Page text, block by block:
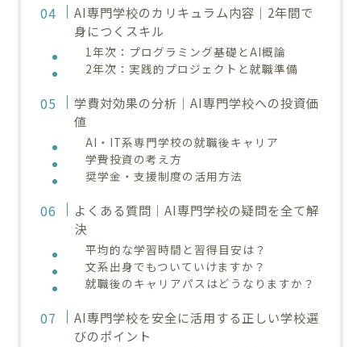
AI専門学校のカリキュラム内容｜2年間で
身につくスキル
1年次：プログラミング基礎とAI概論
2年次：実践的プロジェクトと就職準備
学費対効果の分析｜AI専門学校への投資価
値
AI・IT系専門学校の就職後キャリア
学費投資の考え方
奨学金・支援制度の活用方法
よくある質問｜AI専門学校の疑問を全て解
決
平均的な学習時間と習得目安は？
文系出身でもついていけますか？
就職後のキャリアパスはどうなりますか？
AI専門学校を安全に活用する正しい学校選
びのポイント